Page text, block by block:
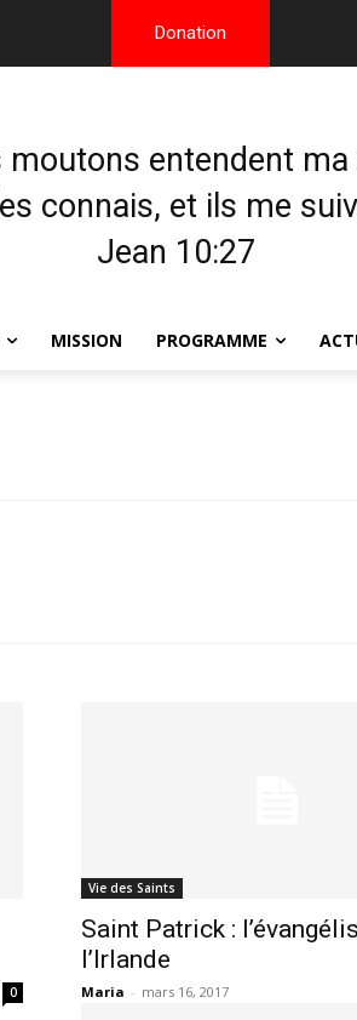
Donation
moutons entendent ma
connais, et ils me
Jean 10:27
MISSION PROGRAMME
0
Vie des Saints
Saint Patrick :
l’Irlande
Maria - mars 16, 2017